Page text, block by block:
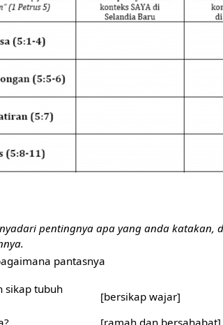
pentingnya apa yang anda katakan,
pantasnya
sikap tubuh
[bersikap wajar]
[ramah dan bersahabat]